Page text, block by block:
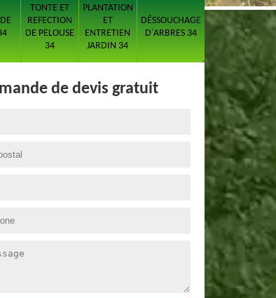
TONTE ET
REFECTION
DE PELOUSE
34
PLANTATION
ET
ENTRETIEN
JARDIN 34
DÉSSOUCHAGE
D'ARBRES 34
de devis gratuit